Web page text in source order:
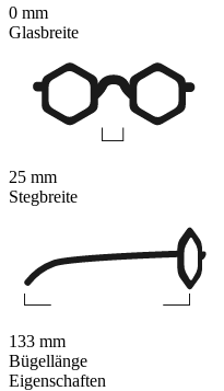
Eigenschaften
0 mm
Glasbreite
25 mm
Stegbreite
133 mm
Bügellänge